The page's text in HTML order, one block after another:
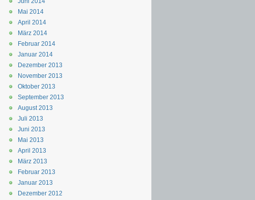
Mai 2014
April 2014
März 2014
Februar 2014
Januar 2014
Dezember 2013
November 2013
Oktober 2013
September 2013
August 2013
Juli 2013
Juni 2013
Mai 2013
April 2013
März 2013
Februar 2013
Januar 2013
Dezember 2012